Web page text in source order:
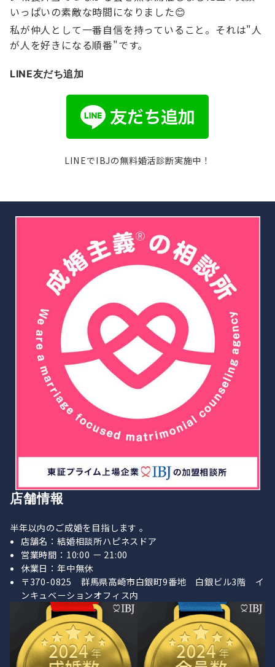
いっぱいの素敵な時間になりました😊
私が仲人として一番自信を持っていること。それは"人
が人を好きになる順番"です。
LINE友だち追加
LINEでIBJの無料婚活診断実施中！
店舗情報
半年以内のご成婚を目指します 。
店舗名：結婚相談所ハピネスドア
営業時間：10:00 ー 21:00
休業日：年中無休
〒370-0825 群馬県高崎市白銀町9番地 白銀ビル3階 イ
ンキュベーションオフィス内